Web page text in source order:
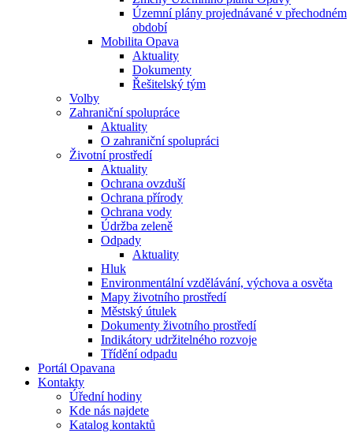
Územní plány projednávané v přechodném
období
Mobilita Opava
Aktuality
Dokumenty
Řešitelský tým
Volby
Zahraniční spolupráce
Aktuality
O zahraniční spolupráci
Životní prostředí
Aktuality
Ochrana ovzduší
Ochrana přírody
Ochrana vody
Údržba zeleně
Odpady
Aktuality
Hluk
Environmentální vzdělávání, výchova a osvěta
Mapy životního prostředí
Městský útulek
Dokumenty životního prostředí
Indikátory udržitelného rozvoje
Třídění odpadu
Portál Opavana
Kontakty
Úřední hodiny
Kde nás najdete
Katalog kontaktů